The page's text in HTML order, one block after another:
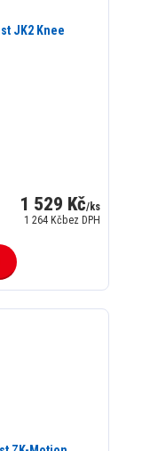
1 529 Kč/ks
1 264 Kčbez DPH